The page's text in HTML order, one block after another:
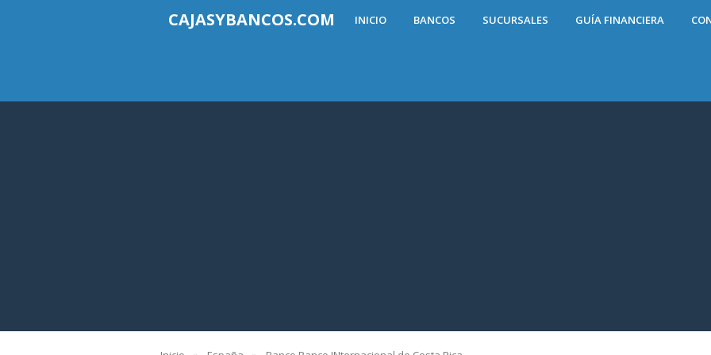
CAJASYBANCOS.COM INICIO BANCOS SUCURSALES GUÍA FINANCIERA